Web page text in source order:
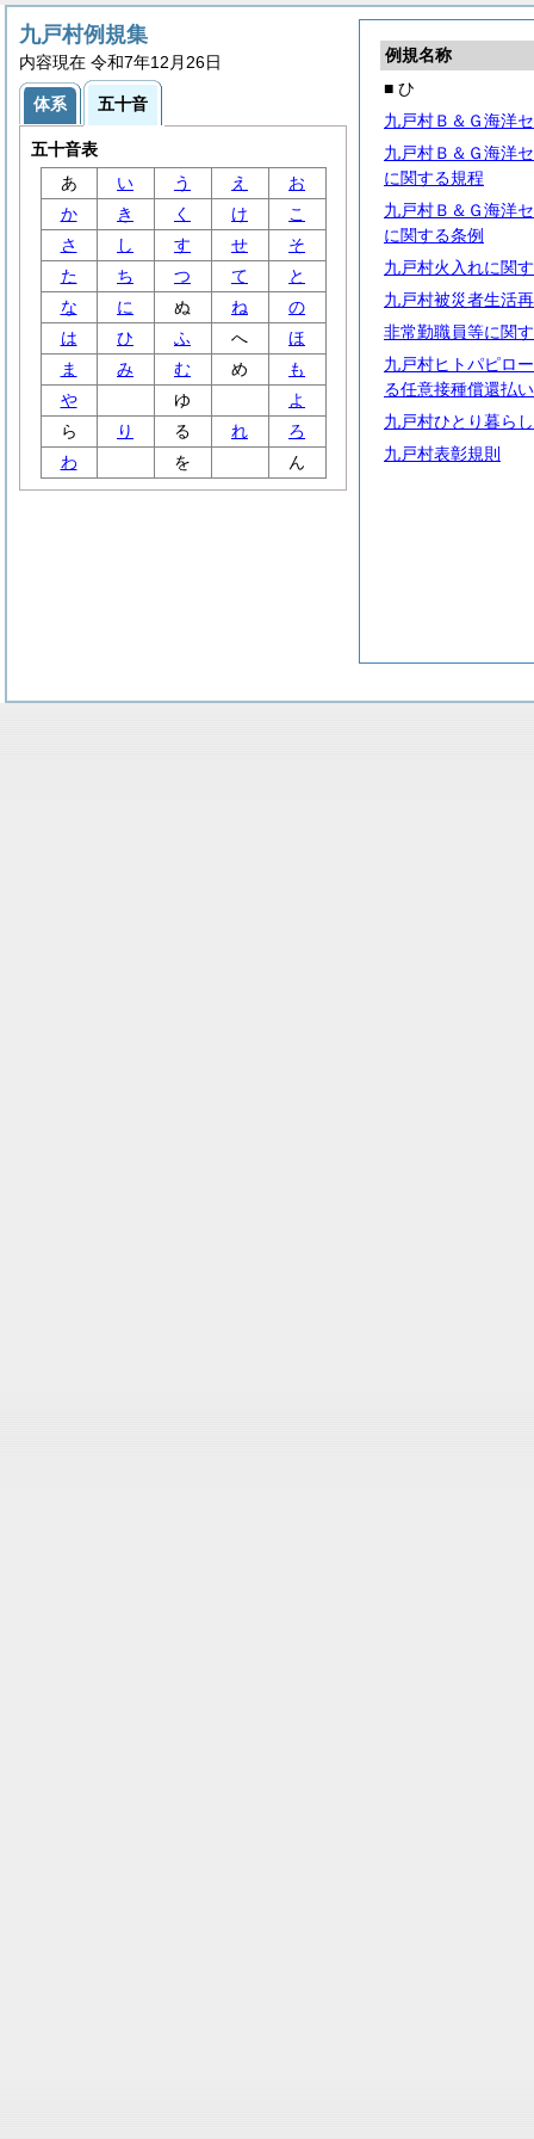
例規名称
■ ひ
九戸村Ｂ＆Ｇ海洋
九戸村Ｂ＆Ｇ海洋
に関する規程
九戸村Ｂ＆Ｇ海洋
に関する条例
九戸村火入れに関
九戸村被災者生活
非常勤職員等に関
九戸村ヒトパピロ
る任意接種償還払
九戸村ひとり暮ら
九戸村表彰規則
九戸村例規集
内容現在 令和7年12月26日
体系 五十音
五十音表
あ
い う え
お
か
き く け
こ
さ
し す せ
そ
た
ち つ て
と
な
に ぬ ね
の
は
ひ ふ へ
ほ
ま
み む め
も
や
ゆ
よ
ら
り る れ
ろ
わ
を ん